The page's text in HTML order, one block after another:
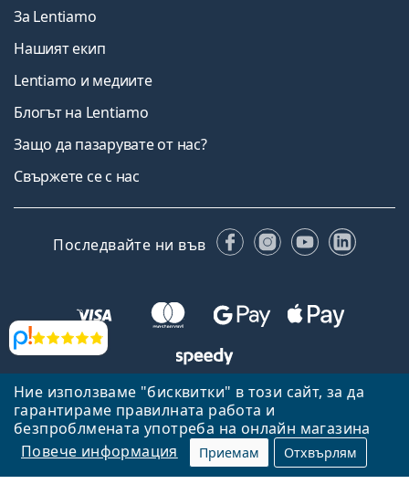
Ние използваме "бисквитки" в този сайт, за да
гарантираме правилната работа и
безпроблмената употреба на онлайн магазина
Повече информация
Приемам Отхвърлям
Прегледи
За Lentiamo
Нашият екип
Lentiamo и медиите
Блогът на Lentiamo
Защо да пазарувате от нас?
Свържете се с нас
Последвайте ни във FacebookInstagram
YouTube
Назад към началната страница
Нагоре
Lentiamo.bg е собственост и се управлява от Lentiamo s.r.o.,
Република Чехия
Тук сме за вас в продължение на 18 години.